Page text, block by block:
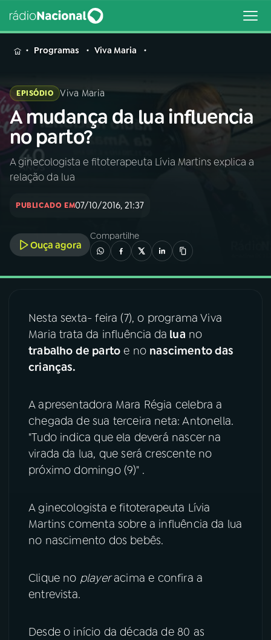
MENU
Buscar
na
Rádio
Nacional
04 PROGRAMAS
06VIDEOCASTS
07 ÚLTIMAS
FESTIVAL DE MÚSICA
ACOMPANHE A RÁDIO NACIONAL
Instagram
TikTok
Programas Viva Maria
EPISÓDIO Viva Maria
A mudança da lua influencia
no parto?
A ginecologista e fitoterapeuta Lívia Martins explica a
relação da lua
PUBLICADO EM07/10/2016, 21:37
Ouça agora
Compartilhe
Nesta sexta- feira (7), o programa Viva
Maria trata da influência da lua no
trabalho de parto e no nascimento das
crianças.
A apresentadora Mara Régia celebra a
chegada de sua terceira neta: Antonella.
"Tudo indica que ela deverá nascer na
virada da lua, que será crescente no
próximo domingo (9)" .
A ginecologista e fitoterapeuta Lívia
Martins comenta sobre a influência da lua
no nascimento dos bebês.
Clique no playeracima e confira a
entrevista.
Desde o início da década de 80 as